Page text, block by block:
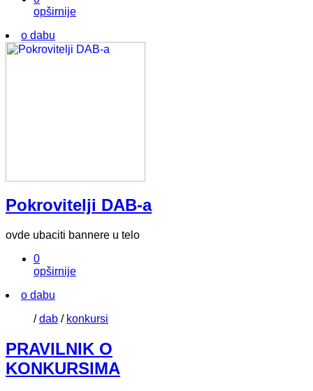
opširnije
o dabu
Pokrovitelji DAB-a
ovde ubaciti bannere u telo
0
opširnije
o dabu
/dab / konkursi
PRAVILNIK O
KONKURSIMA